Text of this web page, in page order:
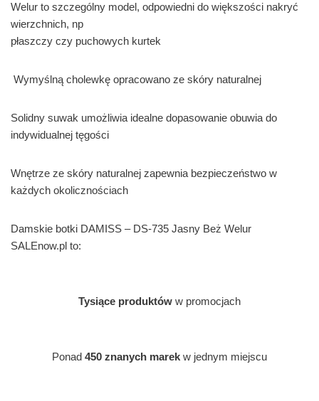
Welur to szczególny model, odpowiedni do większości nakryć
wierzchnich, np
płaszczy czy puchowych kurtek
Wymyślną cholewkę opracowano ze skóry naturalnej
Solidny suwak umożliwia idealne dopasowanie obuwia do
indywidualnej tęgości
Wnętrze ze skóry naturalnej zapewnia bezpieczeństwo w
każdych okolicznościach
Damskie botki DAMISS – DS-735 Jasny Beż Welur
SALEnow.pl to:
Tysiące produktów w promocjach
Ponad 450 znanych marek w jednym miejscu